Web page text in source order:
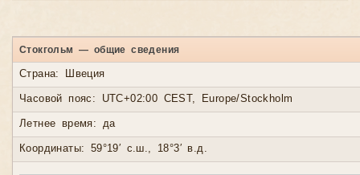
Стокгольм — общие сведения
Страна: Швеция
Часовой пояс: UTC+02:00 CEST, Europe/Stockholm
Летнее время: да
Координаты: 59°19′ с.ш., 18°3′ в.д.